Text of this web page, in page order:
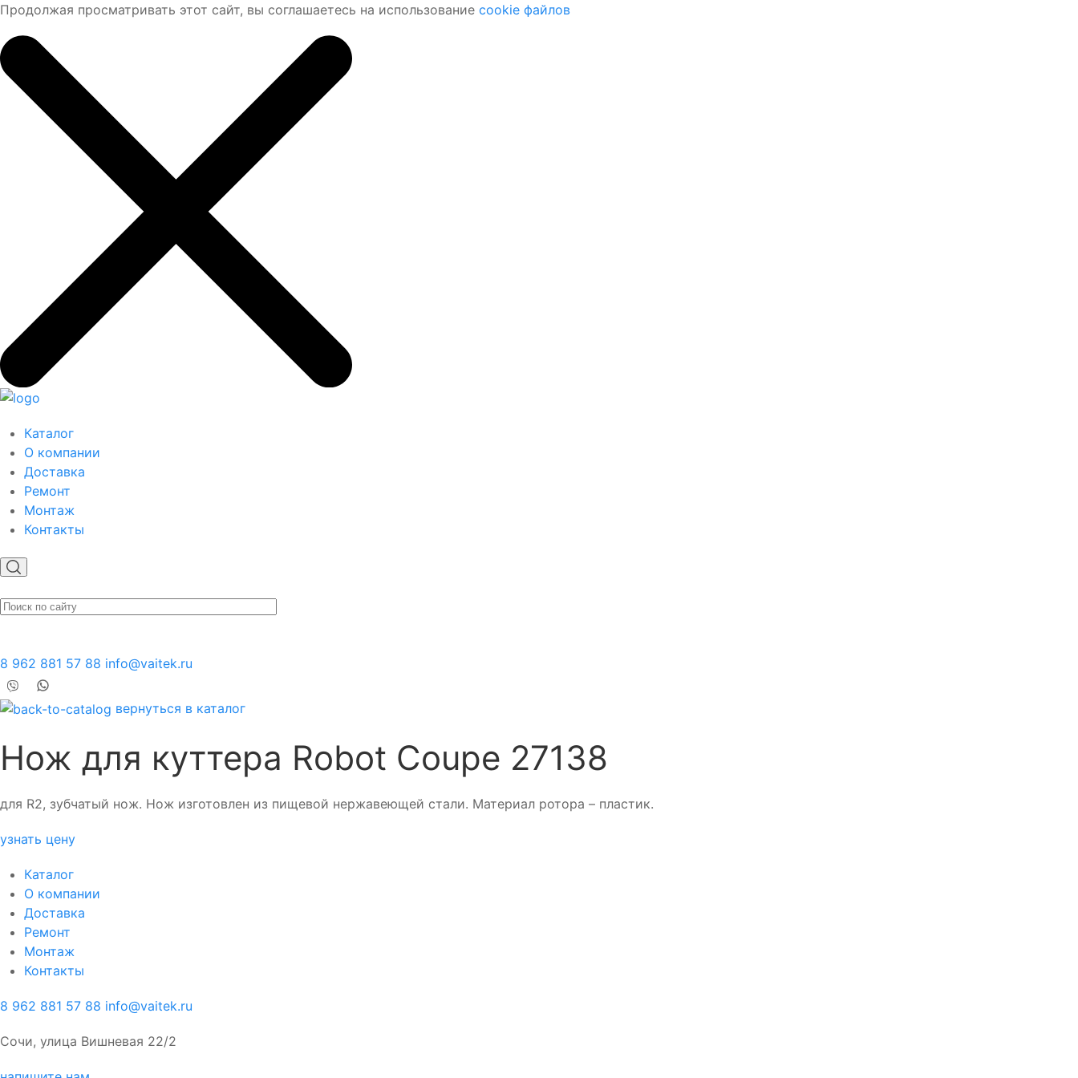
Продолжая просматривать этот сайт, вы соглашаетесь на использование cookie файлов
Каталог
О компании
Доставка
Ремонт
Монтаж
Контакты
8 962 881 57 88 info@vaitek.ru
вернуться в каталог
Нож для куттера Robot Coupe 27138
для R2, зубчатый нож. Нож изготовлен из пищевой нержавеющей стали. Материал ротора – пластик.
узнать цену
Каталог
О компании
Доставка
Ремонт
Монтаж
Контакты
8 962 881 57 88 info@vaitek.ru
Сочи, улица Вишневая 22/2